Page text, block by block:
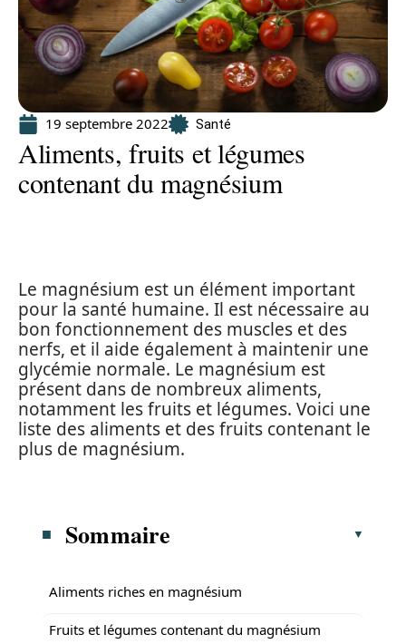
19 septembre 2022 Santé
Aliments, fruits et légumes
contenant du magnésium
Le magnésium est un élément important
pour la santé humaine. Il est nécessaire au
bon fonctionnement des muscles et des
nerfs, et il aide également à maintenir une
glycémie normale. Le magnésium est
présent dans de nombreux aliments,
notamment les fruits et légumes. Voici une
liste des aliments et des fruits contenant le
plus de magnésium.
Sommaire
Aliments riches en magnésium
Fruits et légumes contenant du magnésium